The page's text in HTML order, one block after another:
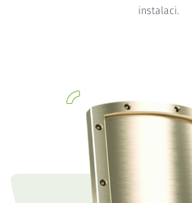
instalaci.